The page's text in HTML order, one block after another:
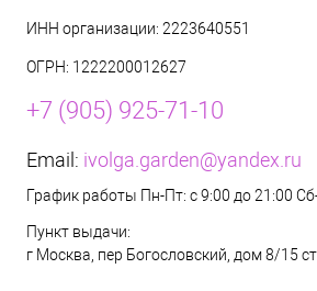
ИНН организации: 2223640551
ОГРН: 1222200012627
+7 (905) 925-71-10
Email: ivolga.garden@yandex.ru
График работы Пн-Пт: с 9:00 до 21:00
Пункт выдачи:
г Москва, пер Богословский, дом 8/15